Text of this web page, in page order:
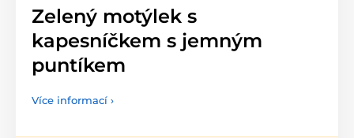
Zelený motýlek s
kapesníčkem s jemným
puntíkem
Více informací ›